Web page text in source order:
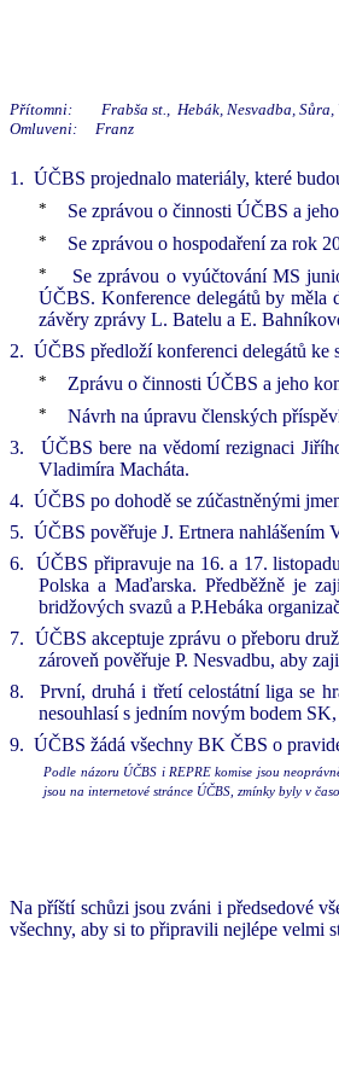
Přítomni: Frabša st., Hebák, Nesvadba, Sůra,
Omluveni:
Franz
1. ÚČBS projednalo materiály, které
Se zprávou o činnosti ÚČBS a
Se zprávou o hospodaření za rok
Se zprávou o vyúčtování MS
ÚČBS. Konference delegátů by měla
závěry zprávy L. Batelu a E.
2. ÚČBS předloží konferenci delegátů ke
Zprávu o činnosti ÚČBS a jeho
Návrh na úpravu členských
3.
ÚČBS bere na vědomí rezignaci
Vladimíra Macháta.
4. ÚČBS po dohodě se zúčastněnými
5. ÚČBS pověřuje J. Ertnera nahlášením
6.
ÚČBS připravuje na 16. a 17.
Polska a Maďarska. Předběžně je
bridžových svazů a P.Hebáka
7. ÚČBS akceptuje zprávu o přeboru
zároveň pověřuje P. Nesvadbu, aby
8.
První, druhá i třetí celostátní liga se
nesouhlasí s jedním novým bodem
9. ÚČBS žádá všechny BK ČBS o
Podle názoru ÚČBS i REPRE komise jsou
jsou na internetové stránce ÚČBS, zmínky byly v
Na příští schůzi jsou zváni i předsedové
všechny, aby si to připravili nejlépe velmi